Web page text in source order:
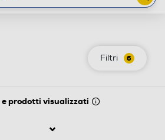
Filtri 6
e prodotti visualizzati